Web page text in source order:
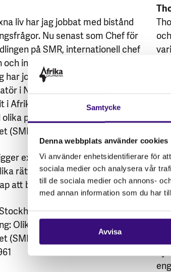
Samtycke
Denna webbplats använder cookies
Vi använder enhetsidentifierare för
sociala medier och analysera vår
till de sociala medier och annons-
med annan information som du har
Avvisa
liv har jag jobbat med bistånd
Nu senast som Chef för
på SMR, internationell chef
internationell chef på
har jobbat för Afrikagrupperna
i Namibia, och har även
Afrikagruppernas styrelse. Idag
projekt för Svenska
(SMR), men går i pension snart.
extra varmt om hjärtat är alla
rätt och värde. Odling, att spara
att bevara kultursorter).
Olika projekt för Svenska
(SMR)